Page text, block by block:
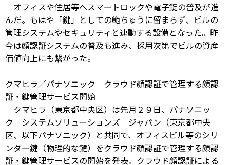
オフィスや住居等へスマートロックや電子錠の普及が進
んだ。もはや「鍵」としての範ちゅうに留まらず、ビルの
管理システムやセキュリティと連動する設備となった。昨
今は顔認証システムの普及も進み、採用次第でビルの資産
価値向上にも繋がった。
クマヒラ／パナソニック クラウド顔認証で管理する顔認
証・鍵管理サービス開始
クマヒラ（東京都中央区）は先月２９日、パナソニッ
ク システムソリューションズ ジャパン（東京都中央
区、以下パナソニック）と共同で、オフィスビル等のシリ
ンダー鍵（物理的な鍵）をクラウド顔認証で管理する顔認
証・鍵管理サービスの開始を発表。クラウド顔認証による